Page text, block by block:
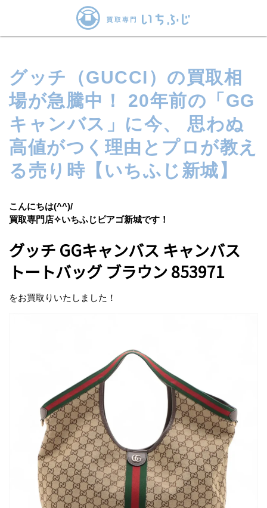
グッチ（GUCCI）の買取相
場が急騰中！ 20年前の「GG
キャンバス」に今、 思わぬ
高値がつく理由とプロが教え
る売り時【いちふじ新城】
こんにちは(^^)/
買取専門店✧いちふじピアゴ新城です！
グッチ GGキャンバス キャンバス
トートバッグ ブラウン 853971
をお買取りいたしました！